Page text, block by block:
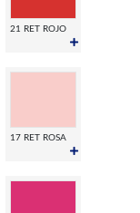
21 RET ROJO
17 RET ROSA